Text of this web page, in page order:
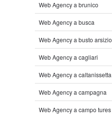
Web Agency a brunico
Web Agency a busca
Web Agency a busto arsizio
Web Agency a cagliari
Web Agency a caltanissetta
Web Agency a campagna
Web Agency a campo tures